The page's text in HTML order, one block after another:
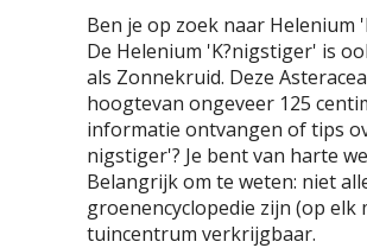
Ben je op zoek naar Helenium
De Helenium 'K?nigstiger' is
als Zonnekruid. Deze
hoogtevan ongeveer 125
informatie ontvangen of tips
nigstiger'? Je bent van harte
Belangrijk om te weten: niet
groenencyclopedie zijn (op elk
tuincentrum verkrijgbaar.